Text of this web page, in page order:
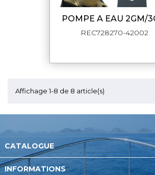
POMPE A EAU 2GM/
REC728270-42002
Affichage 1-8 de 8 article(s)
CATALOGUE
INFORMATIONS